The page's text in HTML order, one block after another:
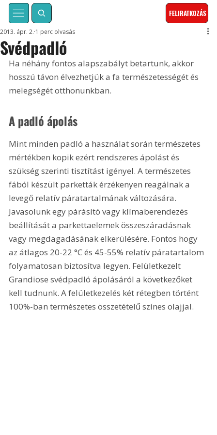
FELIRATKOZÁS
Svédpadló
2013. ápr. 2. 1 perc olvasás
Ha néhány fontos alapszabályt betartunk, akkor
hosszú távon élvezhetjük a fa természetességét és
melegségét otthonunkban.
A padló ápolás
Mint minden padló a használat során természetes
mértékben kopik ezért rendszeres ápolást és
szükség szerinti tisztítást igényel. A természetes
fából készült parketták érzékenyen reagálnak a
levegő relatív páratartalmának változására.
Javasolunk egy párásító vagy klímaberendezés
beállítását a parkettaelemek összeszáradásnak
vagy megdagadásának elkerülésére. Fontos hogy
az átlagos 20-22 °C és 45-55% relatív páratartalom
folyamatosan biztosítva legyen. Felületkezelt
Grandiose svédpadló ápolásáról a következőket
kell tudnunk. A felületkezelés két rétegben történt
100%-ban természetes összetételű színes olajjal.